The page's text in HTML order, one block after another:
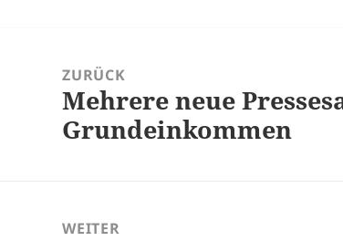
NavigationZURÜCK
Vorheriger
Beitrag:
Mehrere neue
Grundeinkommen
WEITER